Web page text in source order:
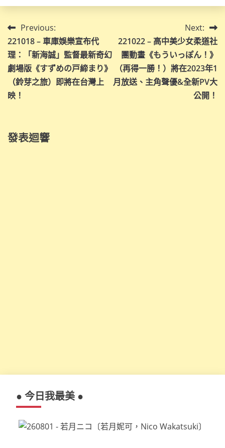
文
章
導
覽
Previous:
221018 – 車庫娛樂宣布代
理：「新海誠」監督最新奇幻
劇場版《すずめの戸締まり》
（鈴芽之旅）即將在台灣上
映！
Next:
221022 – 高中美少女柔道社
團動畫《もういっぽん！》
（再得一勝！）將在2023年1
月放送、主角聲優&全新PV大
公開！
發表迴響
● 今日我最美 ●